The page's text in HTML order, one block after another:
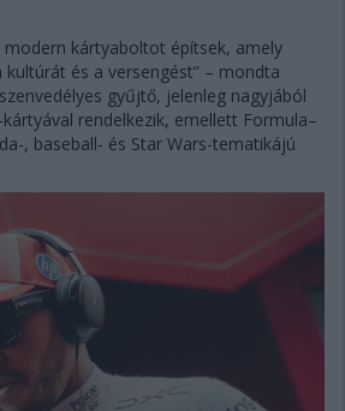
modern kártyaboltot építsek, amely
és a versengést” – mondta
gyűjtő, jelenleg nagyjából
rendelkezik, emellett Formula–
, baseball- és Star Wars-tematikájú